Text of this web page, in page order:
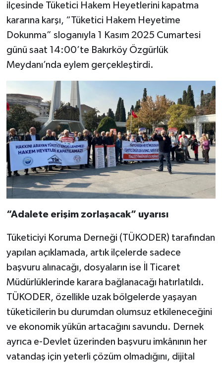
ilçesinde Tüketici Hakem Heyetlerini kapatma
kararına karşı, “Tüketici Hakem Heyetime
Dokunma” sloganıyla 1 Kasım 2025 Cumartesi
günü saat 14:00’te Bakırköy Özgürlük
Meydanı’nda eylem gerçekleştirdi.
“Adalete erişim zorlaşacak” uyarısı
Tüketiciyi Koruma Derneği (TÜKODER) tarafından
yapılan açıklamada, artık ilçelerde sadece
başvuru alınacağı, dosyaların ise İl Ticaret
Müdürlüklerinde karara bağlanacağı hatırlatıldı.
TÜKODER, özellikle uzak bölgelerde yaşayan
tüketicilerin bu durumdan olumsuz etkileneceğini
ve ekonomik yükün artacağını savundu. Dernek
ayrıca e-Devlet üzerinden başvuru imkânının her
vatandaş için yeterli çözüm olmadığını, dijital